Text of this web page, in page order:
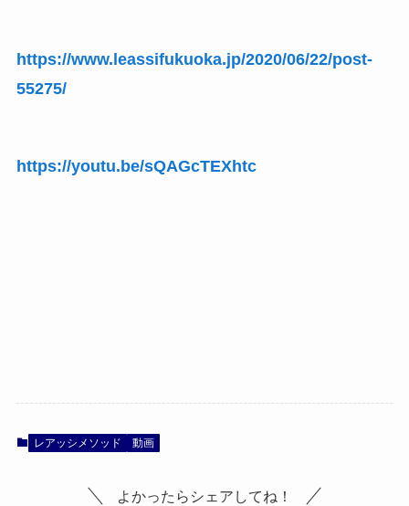
https://www.leassifukuoka.jp/2020/06/22/post-
55275/
https://youtu.be/sQAGcTEXhtc
レアッシメソッド 動画
よかったらシェアしてね！